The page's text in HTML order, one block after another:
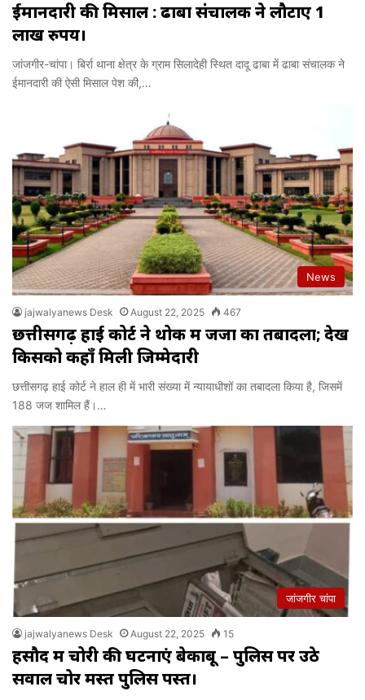
ईमानदारी की मिसाल : ढाबा संचालक ने लौटाए 1
लाख रुपय।
जांजगीर-चांपा। बिर्रा थाना क्षेत्र के ग्राम सिलादेही स्थित दादू ढाबा में ढाबा संचालक ने
ईमानदारी की ऐसी मिसाल पेश की,…
News
jajwalyanews Desk August 22, 2025 467
छत्तीसगढ़ हाई कोर्ट ने थोक में जजों का तबादला; देखें
किसको कहाँ मिली जिम्मेदारी
छत्तीसगढ़ हाई कोर्ट ने हाल ही में भारी संख्या में न्यायाधीशों का तबादला किया है, जिसमें
188 जज शामिल हैं।…
जांजगीर चांपा
jajwalyanews Desk August 22, 2025 15
हसौद में चोरी की घटनाएं बेकाबू – पुलिस पर उठे
सवाल चोर मस्त पुलिस पस्त।